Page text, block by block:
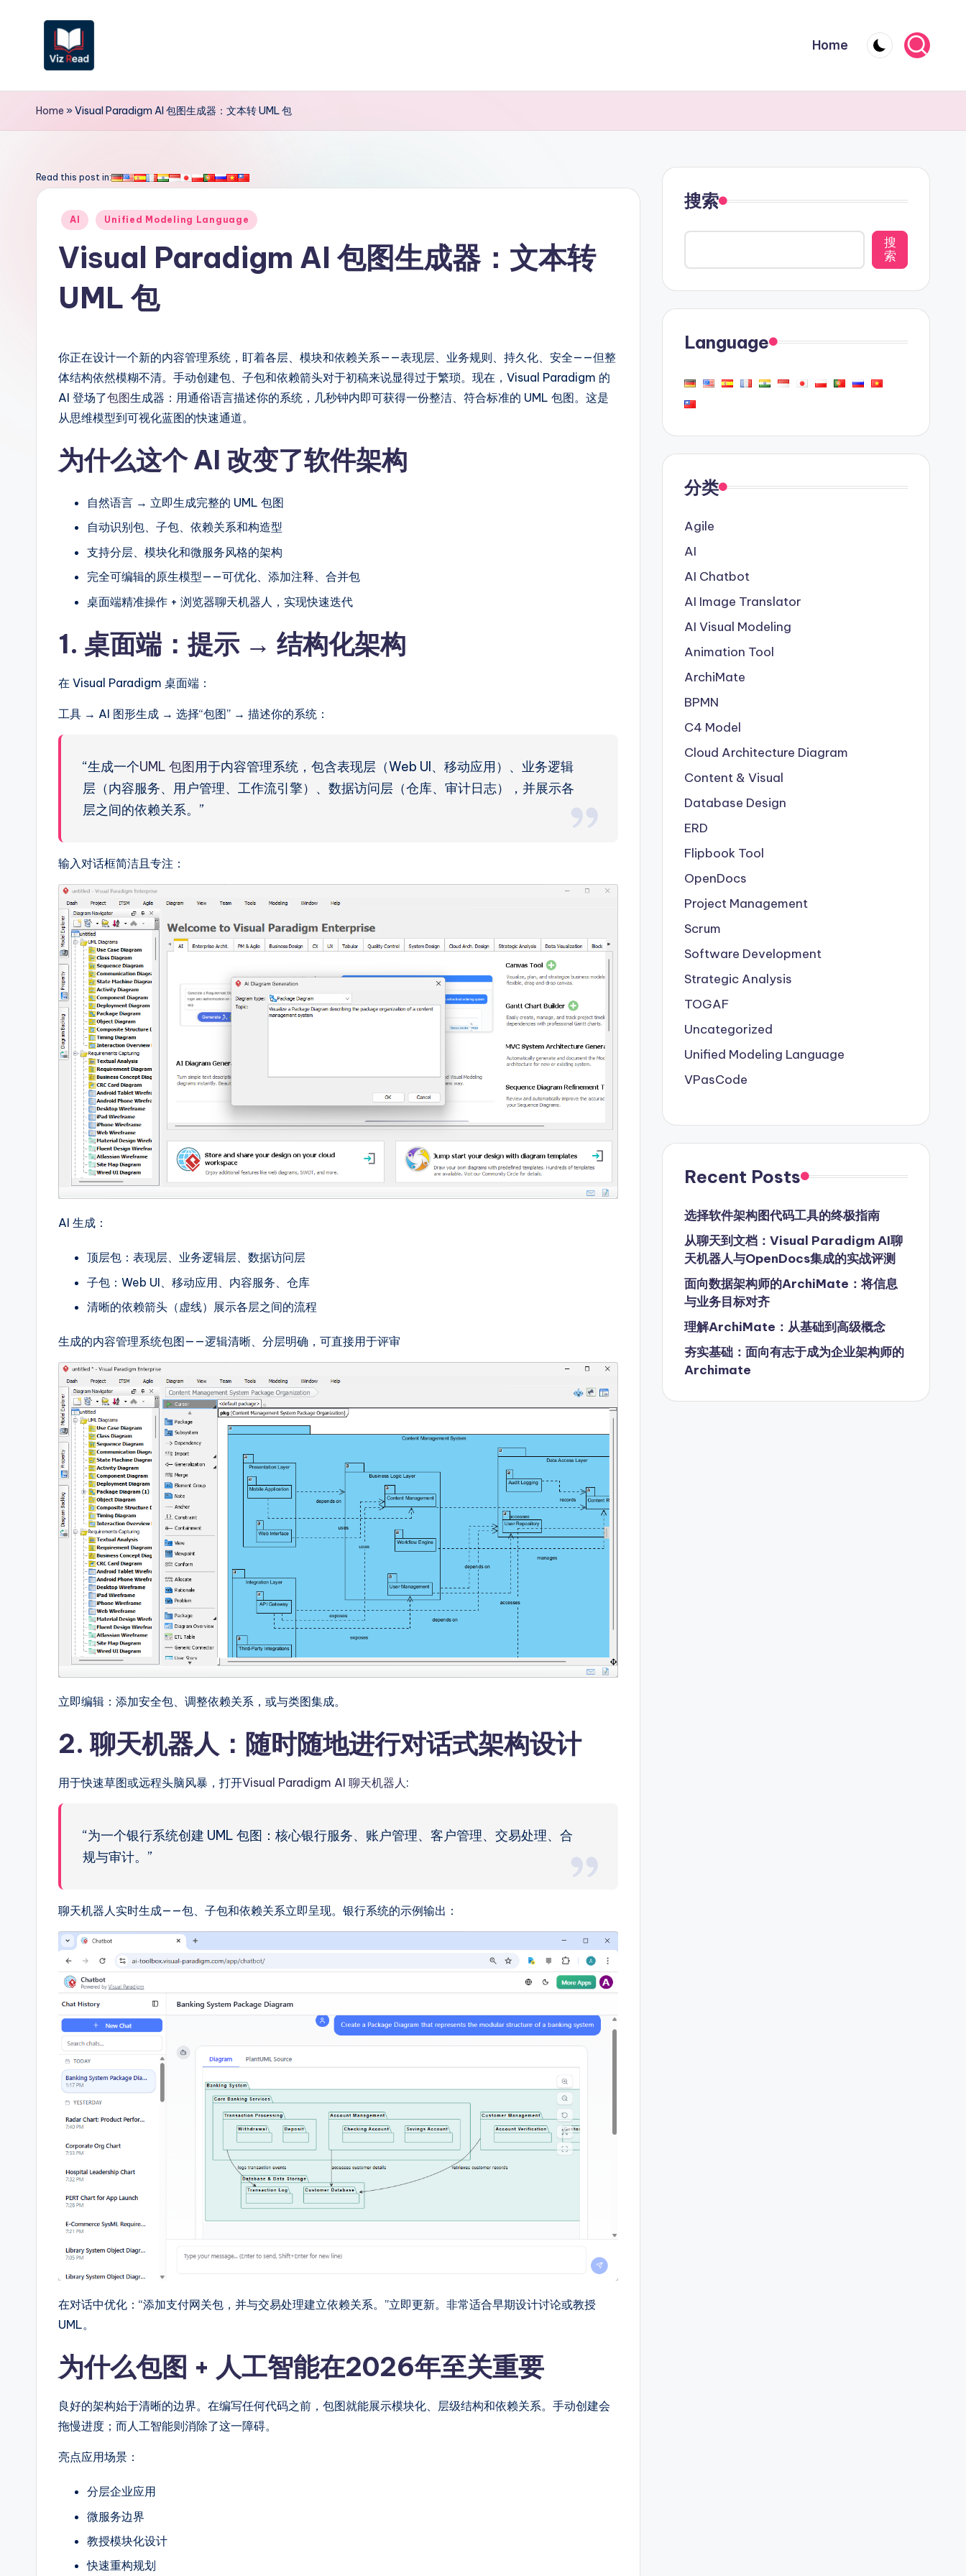
V
iz
e
fi
d
A
ft
w
In
si
Home
Home »Visual Paradigm AI 包图生成器：文本转 UML 包
Read this post in:
Posted
AI Unified Modeling Language
Visual Paradigm AI 包图生成器：文本转
UML 包
你正在设计一个新的内容管理系统，盯着各层、模块和依赖关系——表现层、业务规则、持久化、安全——但整
体结构依然模糊不清。手动创建包、子包和依赖箭头对于初稿来说显得过于繁琐。现在，Visual Paradigm 的
AI 登场了包图生成器：用通俗语言描述你的系统，几秒钟内即可获得一份整洁、符合标准的 UML 包图。这是
从思维模型到可视化蓝图的快速通道。
为什么这个 AI 改变了软件架构
自然语言 → 立即生成完整的 UML 包图
自动识别包、子包、依赖关系和构造型
支持分层、模块化和微服务风格的架构
完全可编辑的原生模型——可优化、添加注释、合并包
桌面端精准操作 + 浏览器聊天机器人，实现快速迭代
1. 桌面端：提示 → 结构化架构
在 Visual Paradigm 桌面端：
工具 → AI 图形生成 → 选择“包图” → 描述你的系统：
“生成一个UML 包图用于内容管理系统，包含表现层（Web UI、移动应用）、业务逻辑
层（内容服务、用户管理、工作流引擎）、数据访问层（仓库、审计日志），并展示各
层之间的依赖关系。”
输入对话框简洁且专注：
AI 生成：
顶层包：表现层、业务逻辑层、数据访问层
子包：Web UI、移动应用、内容服务、仓库
清晰的依赖箭头（虚线）展示各层之间的流程
生成的内容管理系统包图——逻辑清晰、分层明确，可直接用于评审
立即编辑：添加安全包、调整依赖关系，或与类图集成。
2. 聊天机器人：随时随地进行对话式架构设计
用于快速草图或远程头脑风暴，打开Visual Paradigm AI 聊天机器人 :
“为一个银行系统创建 UML 包图：核心银行服务、账户管理、客户管理、交易处理、合
规与审计。”
聊天机器人实时生成——包、子包和依赖关系立即呈现。银行系统的示例输出：
在对话中优化：“添加支付网关包，并与交易处理建立依赖关系。”立即更新。非常适合早期设计讨论或教授
UML。
为什么包图 + 人工智能在2026年至关重要
良好的架构始于清晰的边界。在编写任何代码之前，包图就能展示模块化、层级结构和依赖关系。手动创建会
拖慢进度；而人工智能则消除了这一障碍。
亮点应用场景：
分层企业应用
微服务边界
教授模块化设计
快速重构规划
搜索
搜
索
Language
分类
Agile
AI
AI Chatbot
AI Image Translator
AI Visual Modeling
Animation Tool
ArchiMate
BPMN
C4 Model
Cloud Architecture Diagram
Content & Visual
Database Design
ERD
Flipbook Tool
OpenDocs
Project Management
Scrum
Software Development
Strategic Analysis
TOGAF
Uncategorized
Unified Modeling Language
VPasCode
Recent Posts
选择软件架构图代码工具的终极指南
从聊天到文档：Visual Paradigm AI聊
天机器人与OpenDocs集成的实战评测
面向数据架构师的ArchiMate：将信息
与业务目标对齐
理解ArchiMate：从基础到高级概念
夯实基础：面向有志于成为企业架构师的
Archimate